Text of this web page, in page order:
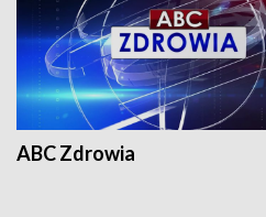
ABC Zdrowia